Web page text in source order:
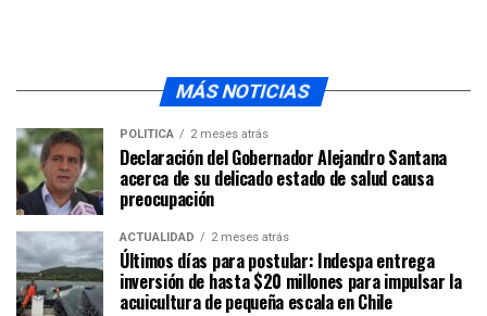
MÁS NOTICIAS
POLÍTICA 2 meses atrás
Declaración del Gobernador Alejandro Santana
acerca de su delicado estado de salud causa
preocupación
ACTUALIDAD 2 meses atrás
Últimos días para postular: Indespa entrega
inversión de hasta $20 millones para impulsar la
acuicultura de pequeña escala en Chile